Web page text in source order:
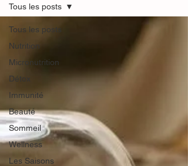
Tous les posts
Nutrition
Micronutrition
Détox
Immunité
Beauté
Sommeil
Wellness
Les Saisons
Tous les posts